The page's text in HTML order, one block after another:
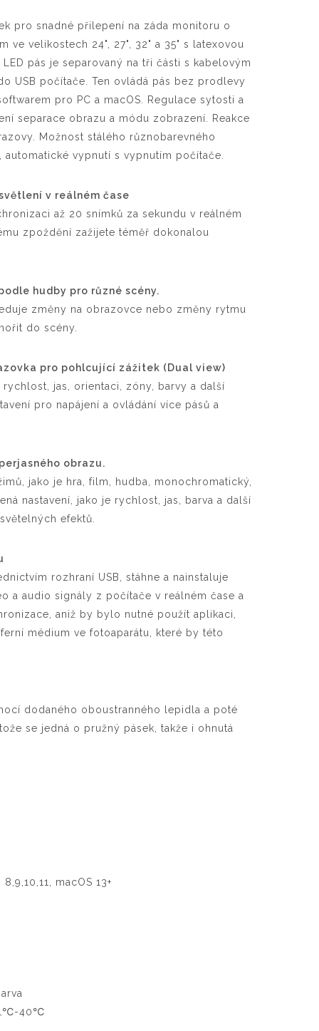
pro snadné přilepení na záda monitoru o
ve velikostech 24", 27", 32" a 35" s latexovou
pás je separovaný na tři části s kabelovým
USB počítače. Ten ovládá pás bez prodlevy
pro PC a macOS. Regulace sytosti a
separace obrazu a módu zobrazení. Reakce
Možnost stálého různobarevného
automatické vypnutí s vypnutím počítače.
v reálném čase
až 20 snímků za sekundu v reálném
zpoždění zažijete téměř dokonalou
hudby pro různé scény.
změny na obrazovce nebo změny rytmu
do scény.
pro pohlcující zážitek (Dual view)
rychlost, jas, orientaci, zóny, barvy a další
pro napájení a ovládání více pásů a
obrazu.
jako je hra, film, hudba, monochromatický,
nastavení, jako je rychlost, jas, barva a další
efektů.
rozhraní USB, stáhne a nainstaluje
a audio signály z počítače v reálném čase a
aniž by bylo nutné použít aplikaci,
médium ve fotoaparátu, které by této
dodaného oboustranného lepidla a poté
se jedná o pružný pásek, takže i ohnutá
macOS 13+
1℃-40℃